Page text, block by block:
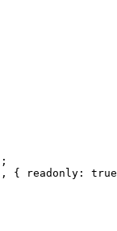
;
, { readonly: true